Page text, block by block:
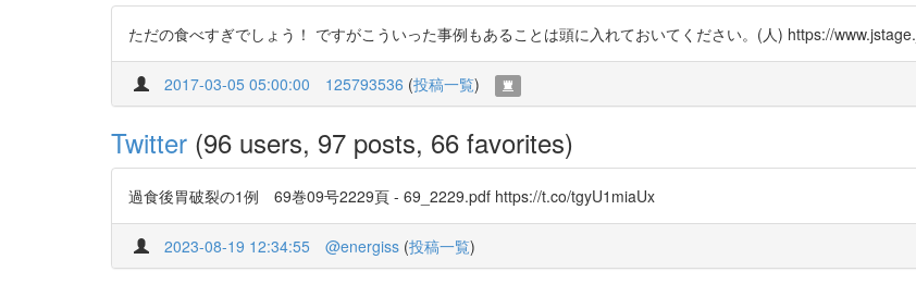
ただの食べすぎでしょう！ ですがこういった事例もあることは頭に入れておいてください。(人) https://
2017-03-05 05:00:00 125793536 (投稿一覧)
Twitter (96 users, 97 posts, 66 favorites)
過食後胃破裂の1例 69巻09号2229頁 - 69_2229.pdf https://t.co/tgyU1miaUx
2023-08-19 12:34:55 @energiss (投稿一覧)